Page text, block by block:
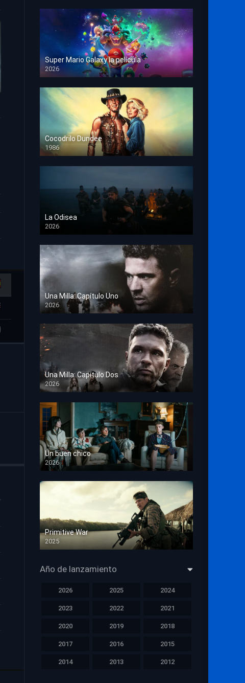
Super Mario Galaxy la película
2026
HD 1080p
Cocodrilo Dundee
1986
HD 1080p
La Odisea
2026
TS Screener
Una Milla: Capítulo Uno
2026
HD 1080p
Una Milla: Capítulo Dos
2026
HD 1080p
Un buen chico
2026
HD 1080p
Primitive War
2025
HD 1080p
Año de lanzamiento
2026 2025 2024
2023 2022 2021
2020 2019 2018
2017 2016 2015
2014 2013 2012